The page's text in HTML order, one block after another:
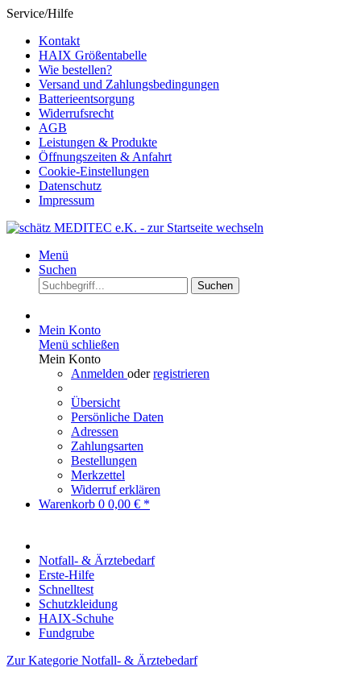
Service/Hilfe
Kontakt
HAIX Größentabelle
Wie bestellen?
Versand und Zahlungsbedingungen
Batterieentsorgung
Widerrufsrecht
AGB
Leistungen & Produkte
Öffnungszeiten & Anfahrt
Cookie-Einstellungen
Datenschutz
Impressum
Menü
Suchen
Suchen
Mein Konto
Menü schließen
Mein Konto
Anmelden oderregistrieren
Übersicht
Persönliche Daten
Adressen
Zahlungsarten
Bestellungen
Merkzettel
Widerruf erklären
Warenkorb 0 0,00 € *
Notfall- & Ärztebedarf
Erste-Hilfe
Schnelltest
Schutzkleidung
HAIX-Schuhe
Fundgrube
Zur Kategorie Notfall- & Ärztebedarf